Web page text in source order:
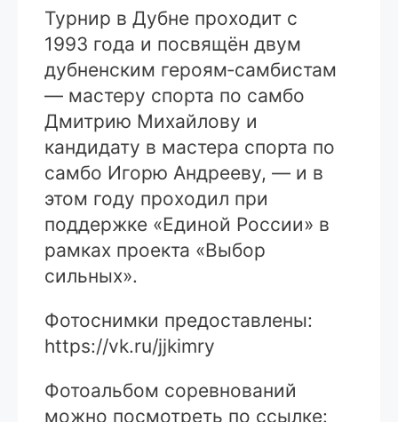
Турнир в Дубне проходит с
1993 года и посвящён двум
дубненским героям‑самбистам
— мастеру спорта по самбо
Дмитрию Михайлову и
кандидату в мастера спорта по
самбо Игорю Андрееву, — и в
этом году проходил при
поддержке «Единой России» в
рамках проекта «Выбор
сильных».
Фотоснимки предоставлены:
https://vk.ru/jjkimry
Фотоальбом соревнований
можно посмотреть по ссылке: